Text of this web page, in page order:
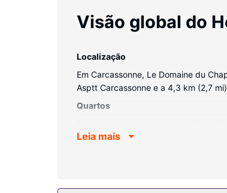
Visão global do
Localização
Em Carcassonne, Le Domaine du
Asptt Carcassonne e a 4,3 km (2,7
Quartos
de higiene grátis e secadores de
Leia mais